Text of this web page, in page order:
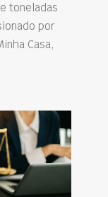
toneladas
por
Casa,